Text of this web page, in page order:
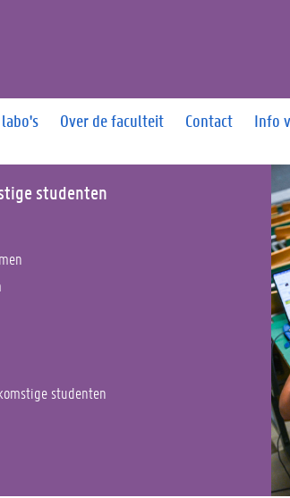
Over de faculteit Contact Info
studenten
studenten